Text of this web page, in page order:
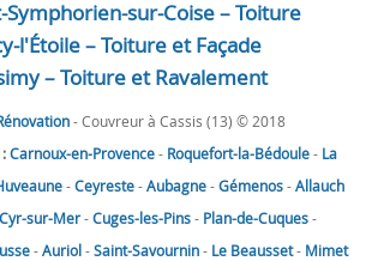
Symphorien-sur-Coise – Toiture
l'Étoile – Toiture et Façade
– Toiture et Ravalement
- Couvreur à Cassis (13) © 2018
Carnoux-en-Provence- Roquefort-la-Bédoule- La
-Ceyreste-Aubagne-Gémenos-Allauch
sur-Mer-Cuges-les-Pins- Plan-de-Cuques-
-Auriol-Saint-Savournin- Le Beausset- Mimet